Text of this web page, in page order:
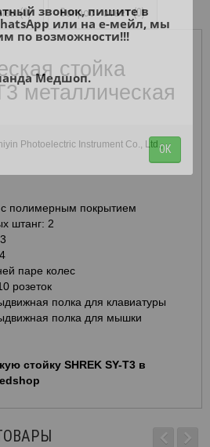
(0) Вопрос - ответ (0)
стойка
металлическая
Photoelectric Instrument Co., Ltd.,
полимерным покрытием
штанг: 2
паре колес
розеток
полка для клавиатуры
полка для мышки
стойку SHREK SY-T3 в
звонок, пишите в
или на е-мейл, мы
по возможности!!!
Медшоп.
ОК